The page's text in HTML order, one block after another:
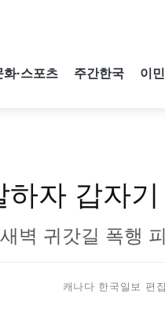
화·스포츠 주간한국 이
하자 갑자기
벽 귀갓길 폭행
캐나다 한국일보 편